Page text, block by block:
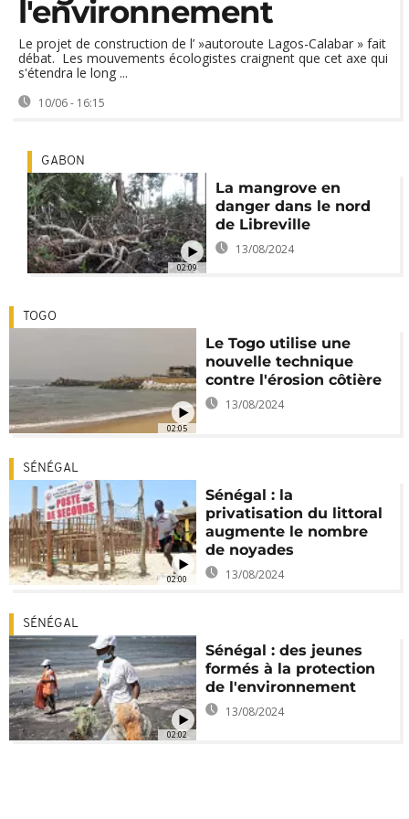
l'environnement
Le projet de construction de l’ »autoroute Lagos-Calabar » fait
débat. Les mouvements écologistes craignent que cet axe qui
s'étendra le long ...
10/06 - 16:15
02:09
GABON
La mangrove en
danger dans le nord
de Libreville
13/08/2024
02:05
TOGO
Le Togo utilise une
nouvelle technique
contre l'érosion côtière
13/08/2024
02:00
SÉNÉGAL
Sénégal : la
privatisation du littoral
augmente le nombre
de noyades
13/08/2024
02:02
SÉNÉGAL
Sénégal : des jeunes
formés à la protection
de l'environnement
13/08/2024